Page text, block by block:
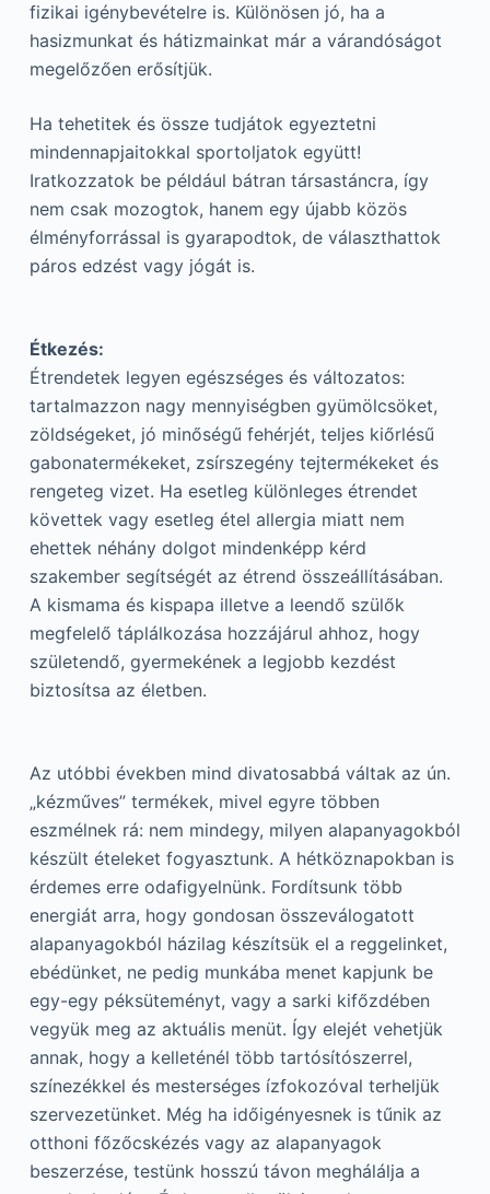
fizikai igénybevételre is. Különösen jó, ha a
hasizmunkat és hátizmainkat már a várandóságot
megelőzően erősítjük.
Ha tehetitek és össze tudjátok egyeztetni
mindennapjaitokkal sportoljatok együtt!
Iratkozzatok be például bátran társastáncra, így
nem csak mozogtok, hanem egy újabb közös
élményforrással is gyarapodtok, de választhattok
páros edzést vagy jógát is.
Étkezés:
Étrendetek legyen egészséges és változatos:
tartalmazzon nagy mennyiségben gyümölcsöket,
zöldségeket, jó minőségű fehérjét, teljes kiőrlésű
gabonatermékeket, zsírszegény tejtermékeket és
rengeteg vizet. Ha esetleg különleges étrendet
követtek vagy esetleg étel allergia miatt nem
ehettek néhány dolgot mindenképp kérd
szakember segítségét az étrend összeállításában.
A kismama és kispapa illetve a leendő szülők
megfelelő táplálkozása hozzájárul ahhoz, hogy
születendő, gyermekének a legjobb kezdést
biztosítsa az életben.
Az utóbbi években mind divatosabbá váltak az ún.
„kézműves” termékek, mivel egyre többen
eszmélnek rá: nem mindegy, milyen alapanyagokból
készült ételeket fogyasztunk. A hétköznapokban is
érdemes erre odafigyelnünk. Fordítsunk több
energiát arra, hogy gondosan összeválogatott
alapanyagokból házilag készítsük el a reggelinket,
ebédünket, ne pedig munkába menet kapjunk be
egy-egy péksüteményt, vagy a sarki kifőzdében
vegyük meg az aktuális menüt. Így elejét vehetjük
annak, hogy a kelleténél több tartósítószerrel,
színezékkel és mesterséges ízfokozóval terheljük
szervezetünket. Még ha időigényesnek is tűnik az
otthoni főzőcskézés vagy az alapanyagok
beszerzése, testünk hosszú távon meghálálja a